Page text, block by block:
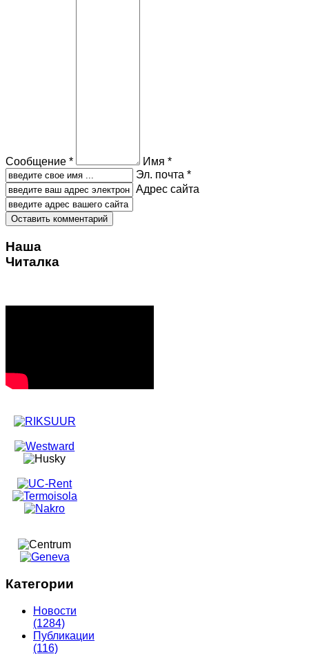
Сообщение *
Имя *
Эл. почта *
Адрес сайта
Наша
Читалка
Категории
Новости
(1284)
Публикации
(116)